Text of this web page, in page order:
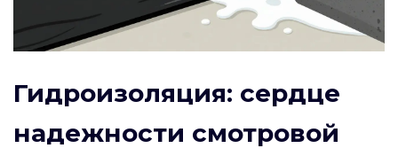
Гидроизоляция: сердце
надежности смотровой